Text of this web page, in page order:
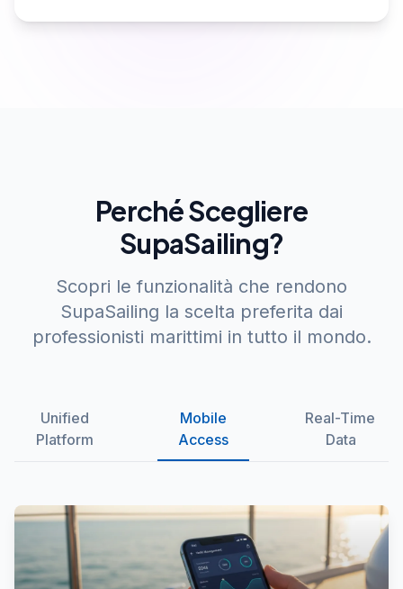
Perché Scegliere
SupaSailing?
Scopri le funzionalità che rendono
SupaSailing la scelta preferita dai
professionisti marittimi in tutto il mondo.
Unified
Platform
Mobile
Access
Real-Time
Data